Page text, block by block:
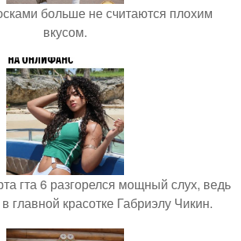
больше не считаются плохим
вкусом.
гта 6 разгорелся мощный слух, ведь
главной красотке Габриэлу Чикин.